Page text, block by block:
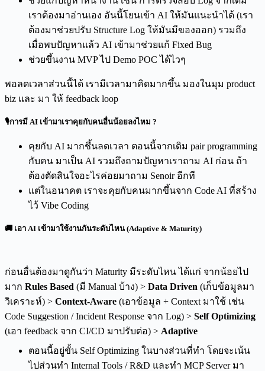
เราต้องมาอ่านเอง อันนี้โยนเข้า AI ให้มันแนะนำได้ (เรา
ต้องมาช่วยปรับ Structure Log ให้มันมีของออก) รวมถึง
เมื่อพบปัญหาแล้ว AI เข้ามาช่วยแก้ Fixed Bug
ช่วยขึ้นงาน MVP ไป Demo POC ได้ไวๆ
พอลดเวลาส่วนนี้ได้ เรามีเวลามาคิดมากขึ้น มองในมุม product
biz และ มา ให้ feedback loop
🎙️การมี AI เข้ามาเราคุยกับคนอื่นน้อยลงไหม ?
คุยกับ AI มากชึ้นลดเวลา ตอนนี้จากเดิม pair programming
กับคน มาเป็น AI รวมถึงถามปัญหาเราถาม AI ก่อน ถ้า
ต้องตัดสินใจอะไรค่อยมาถาม Senoir อีกที
แต่ในอนาคต เราจะคุยกับคนมากขึ้นจาก Code AI ที่สร้าง
ไว้ Vibe Coding
🚚 เอา AI เข้ามาใช้งานกันระดับไหน (Adaptive & Maturity)
ก่อนอื่นต้องมาดูกันว่า Maturity มีระดับไหน ได้แก่ จากน้อยไป
มาก Rules Based (มี Manual บ้าง) > Data Driven (เก็บข้อมูลมา
วิเคราะห์) > Context-Aware (เอาข้อมูล + Context มาใช้ เช่น
Code Suggestion / Incident Response จาก Log) > Self Optimizing
(เอา feedback จาก CI/CD มาปรับต่อ) > Adaptive
ตอนนี้อยู่ขั้น Self Optimizing ในบางส่วนที่ทำ โดยจะเน้น
ไปส่วนทำ Internal Tools / R&D และทำ MCP Server มา